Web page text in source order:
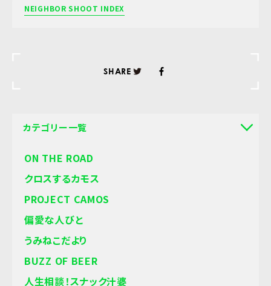
NEIGHBOR SHOOT INDEX
SHARE
カテゴリー一覧
ON THE ROAD
クロスするカモス
PROJECT CAMOS
偏愛な人びと
うみねこだより
BUZZ OF BEER
人生相談！スナック汁婆